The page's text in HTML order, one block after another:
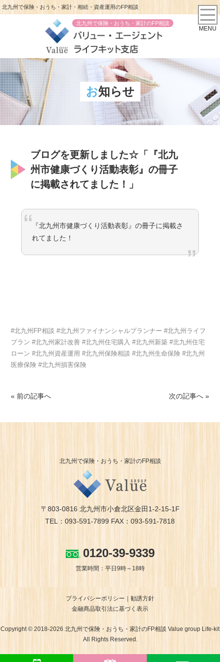
北九州で保険・おうち・家計・相続・資産運用のFP相談
北九州で保険・おうち・家計のFP相談
MENU
お知らせ
ブログを更新しました☆「『北九
州市健康づくり活動表彰』の冊子
に掲載されてました！」
『北九州市健康づくり活動表彰』の冊子に掲載さ
れてました！
#北九州FP相談 #北九州ファイナンシャルプランナー #北九州ライフ
プラン #北九州家計改善 #北九州住宅購入 #北九州新築 #北九州住宅
ローン #北九州資産運用 #北九州保険相談 #北九州生命保険 #北九州
医療保険 #北九州損害保険
« 前の記事へ 次の記事へ »
北九州で保険・おうち・家計のFP相談
〒803-0816 北九州市小倉北区金田1-2-15-1F
TEL：093-591-7899 FAX：093-591-7818
0120-39-9339
営業時間：平日9時～18時
プライバシーポリシー
勧誘方針
金融商品取引法に基づく表示
Copyright © 2018-2026 北九州で保険・おうち・家計のFP相談 Value group Life-kit
All Rights Reserved.